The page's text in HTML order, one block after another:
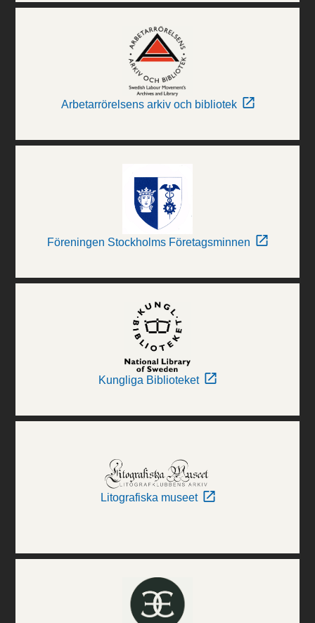
Arbetarrörelsens arkiv och bibliotek
Föreningen Stockholms Företagsminnen
Kungliga Biblioteket
Litografiska museet